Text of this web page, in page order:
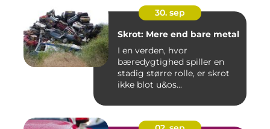
30. sep
Skrot: Mere end bare metal
I en verden, hvor
bæredygtighed spiller en
stadig større rolle, er skrot
ikke blot u&os...